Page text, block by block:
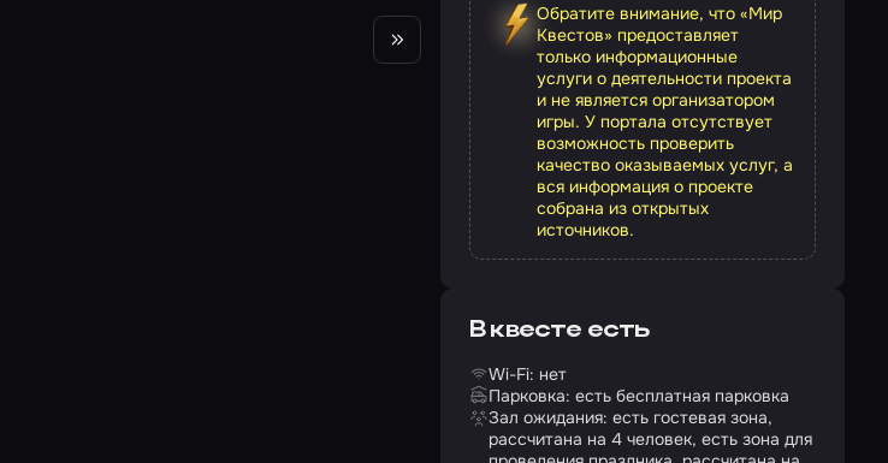
Обратите внимание, что «Мир
Квестов» предоставляет
только информационные
услуги о деятельности проекта
и не является организатором
игры. У портала отсутствует
возможность проверить
качество оказываемых услуг, а
вся информация о проекте
собрана из открытых
источников.
В квесте есть
Wi-Fi: нет
Парковка: есть бесплатная парковка
Зал ожидания: есть гостевая зона,
рассчитана на 4 человек, есть зона для